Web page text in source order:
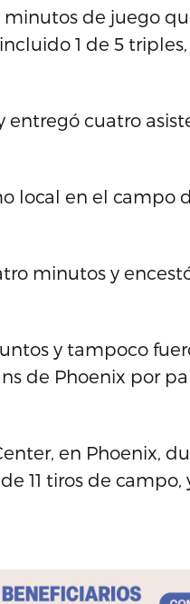
minutos de juego
1 de 5
cuatro
local en el campo
minutos y
y tampoco
de Phoenix por
en Phoenix,
11 tiros de campo,